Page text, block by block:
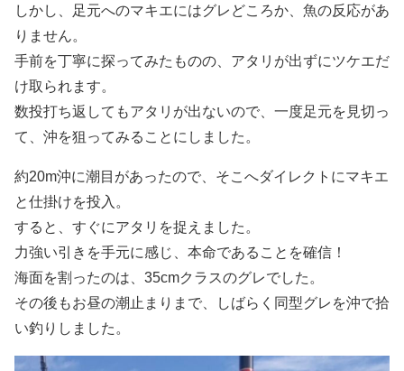
しかし、足元へのマキエにはグレどころか、魚の反応があ
りません。
手前を丁寧に探ってみたものの、アタリが出ずにツケエだ
け取られます。
数投打ち返してもアタリが出ないので、一度足元を見切っ
て、沖を狙ってみることにしました。
約20m沖に潮目があったので、そこへダイレクトにマキエ
と仕掛けを投入。
すると、すぐにアタリを捉えました。
力強い引きを手元に感じ、本命であることを確信！
海面を割ったのは、35cmクラスのグレでした。
その後もお昼の潮止まりまで、しばらく同型グレを沖で拾
い釣りしました。